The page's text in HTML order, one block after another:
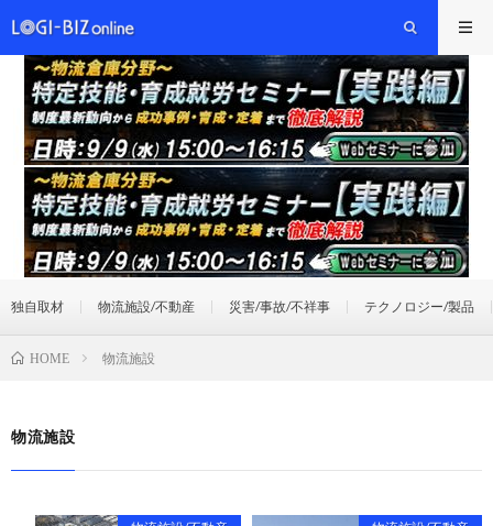
独自取材 物流施設/不動産 災害/事故/不祥事 テクノロジー/製品
HOME 物流施設
物流施設